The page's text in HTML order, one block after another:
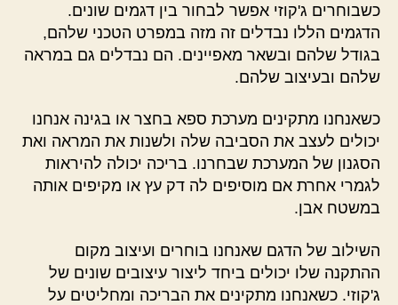
כשבוחרים ג'קוזי אפשר לבחור בין דגמים שונים.
הדגמים הללו נבדלים זה מזה במפרט הטכני שלהם,
בגודל שלהם ובשאר מאפיינים. הם נבדלים גם במראה
שלהם ובעיצוב שלהם.
כשאנחנו מתקינים מערכת ספא בחצר או בגינה אנחנו
יכולים לעצב את הסביבה שלה ולשנות את המראה ואת
הסגנון של המערכת שבחרנו. בריכה יכולה להיראות
לגמרי אחרת אם מוסיפים לה דק עץ או מקיפים אותה
במשטח אבן.
השילוב של הדגם שאנחנו בוחרים ועיצוב מקום
ההתקנה שלו יכולים ביחד ליצור עיצובים שונים של
ג'קוזי. כשאנחנו מתקינים את הבריכה ומחליטים על